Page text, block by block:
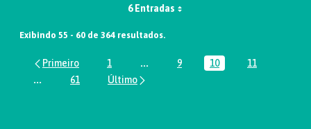
6 Entradas
Exibindo 55 - 60 de 364 resultados.
Página
1 ...Páginas intermediárias Usar ABA
Página
9 Página
10 Página
11
...Páginas intermediárias Usar ABA para navegar.
Página
61